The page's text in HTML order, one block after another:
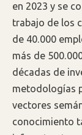
en 2023 y se
trabajo de los
de 40.000
más de
décadas de
metodologías
vectores
conocimiento